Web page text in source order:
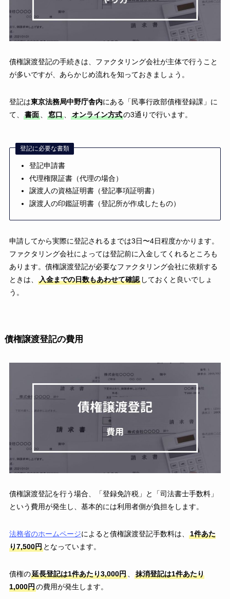
債権譲渡登記の手続きは、ファクタリング会社が主体で行うこと
が多いですが、あらかじめ流れを知っておきましょう。
登記は東京法務局中野庁舎内にある「民事行政部債権登録課」に
て、
書面、 窓口、 オンライン方式の3通りで行います。
登記に必要な書類
登記申請書
代理権限証書（代理の場合）
譲渡人の資格証明書（登記事項証明書）
譲渡人の印鑑証明書（登記所が作成したもの）
申請してから実際に登記されるまでは3日〜4日程度かかります。
ファクタリング会社によっては登記前に入金してくれるところも
あります。債権譲渡登記が必要なファクタリング会社に依頼する
ときは、
入金までの日数もあわせて確認しておくと良いでしょ
う。
債権譲渡登記の費用
債権譲渡登記を行う場合、「登録免許税」と「司法書士手数料」
という費用が発生し、基本的には利用者側が負担をします。
法務省のホームページによると債権譲渡登記手数料は、
1件あた
り7,500円となっています。
債権の延長登記は1件あたり3,000円、
抹消登記は1件あたり
1,000円の費用が発生します。